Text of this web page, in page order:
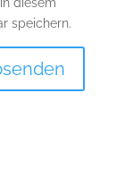
speichern.